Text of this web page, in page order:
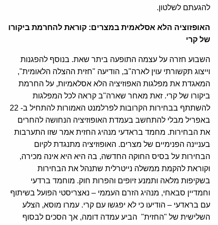
להגעתם לשלטון.
האופזוציה הלא אסלאמית במצרים: קוראת להחרמת ביקורו
של קרי
השבוע חזרה על עצמה התופעה ביתר שאת. בנוסף להפגנות
וייצוג תקשורתי עוין לארה"ב, הודיעה "חזית ההצלה הלאומית",
המאגדת את מפלגות האפוזיציה הלא אסלאמיות, על החרמת
ביקורו של קרי. זאת מאחר שארה"ב קראה לכל המפלגות
להשתתף בבחירות הקרובות לפרלמנט האמורות להתחיל ב- 22
באפריל מבלי להתחשב בעמדת האופוזיציה הנחושה להחרים
את הבחירות. מחמד בראדעי מנהיג החזית אמר שזו התערבות
בעניינה הפנימיים של מצרים. האופוזיציה מתנגדת לקיום
הבחירות על בסיס החוקה החדשה, בה היא היא אינה מכירה,
וקוראת להקמת ממשלה נייטרלית שתנהל את הבחירות
בשקיפות מלאה ותמנע זיופים והפרות חוק. מוחמד ברדעי
וחמדיין סבאחי, מנהיג הזרם העממי – נאצריסטי הפועל בשיתוף
עם בראדעי – הודיעו כי לא יפגשו עם קרי. עמרו מוסא, הצלע
השלישית של "החזית" הביע עמדה דומה, אך הסכים לבסוף